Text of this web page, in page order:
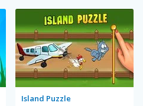
Island Puzzle